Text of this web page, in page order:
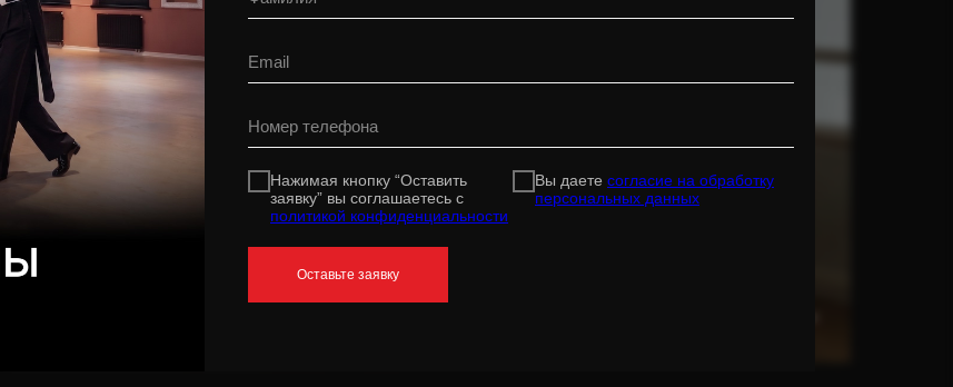
Нажимая кнопку “Оставить
заявку” вы соглашаетесь с
политикой конфиденциальности
Вы даете согласие на обработку
персональных данных
Оставьте заявку